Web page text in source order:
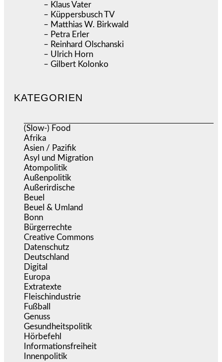
– Klaus Vater
– Küppersbusch TV
– Matthias W. Birkwald
– Petra Erler
– Reinhard Olschanski
– Ulrich Horn
– Gilbert Kolonko
KATEGORIEN
(Slow-) Food
Afrika
Asien / Pazifik
Asyl und Migration
Atompolitik
Außenpolitik
Außerirdische
Beuel
Beuel & Umland
Bonn
Bürgerrechte
Creative Commons
Datenschutz
Deutschland
Digital
Europa
Extratexte
Fleischindustrie
Fußball
Genuss
Gesundheitspolitik
Hörbefehl
Informationsfreiheit
Innenpolitik